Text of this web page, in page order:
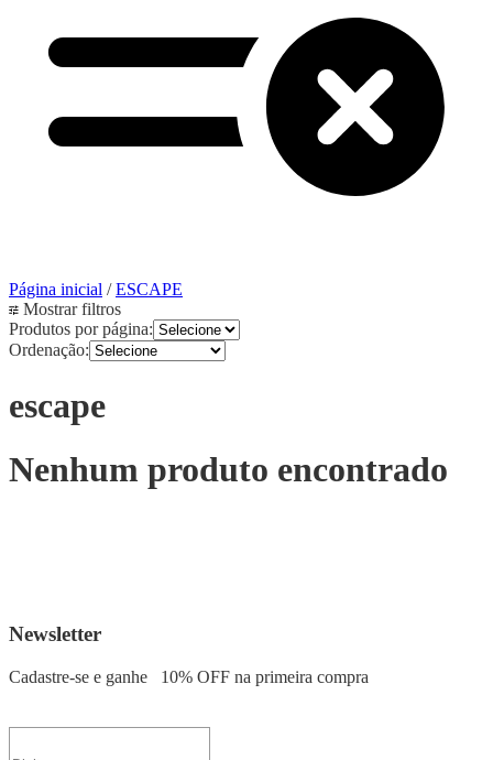
Página inicial /ESCAPE
Mostrar filtros
Produtos por página:
Ordenação:
escape
Nenhum produto encontrado
Newsletter
Cadastre-se e ganhe 10% OFF na primeira compra